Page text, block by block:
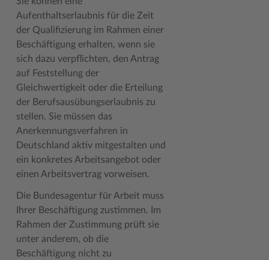
Woche der Seelischen Gesundheit
#MeinStormarn
Zahlen, Daten, Fakten
Aufenthaltserlaubnis für die Zeit
der Qualifizierung im Rahmen einer
Beschäftigung erhalten, wenn sie
sich dazu verpflichten, den Antrag
auf Feststellung der
Gleichwertigkeit oder die Erteilung
der Berufsausübungserlaubnis zu
stellen. Sie müssen das
Anerkennungsverfahren in
Deutschland aktiv mitgestalten und
ein konkretes Arbeitsangebot oder
einen Arbeitsvertrag vorweisen.
Die Bundesagentur für Arbeit muss
Ihrer Beschäftigung zustimmen. Im
Rahmen der Zustimmung prüft sie
unter anderem, ob die
Beschäftigung nicht zu